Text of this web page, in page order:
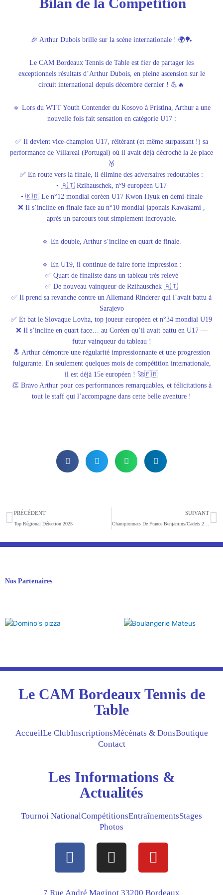
🎉 Arthur Dubois brille sur la scène internationale ! 🌍🏓
Le CAM Bordeaux Tennis de Table est fier de partager les
exceptionnels résultats d’Arthur Dubois, en pleine ascension sur le
circuit international depuis décembre dernier ! 💪🔥
🔹 Lors du WTT Youth Contender du Kosovo à Pristina, Arthur a une
nouvelle fois fait sensation en catégorie U17 :
✅ Il devient vice-champion U17, réitérant (et même surpassant !) sa
performance de Villareal (Portugal) où il avait déjà décroché la 2e place
🥈
✅ En route vers la finale, il élimine des adversaires redoutables :
• 🇦🇹 Rzihauschek, n°9 européen U17
• 🇰🇷 Le n°12 mondial coréen U17 Kwon Hyuk en demi-finale
❌ Il s’incline en finale face au n°10 mondial japonais Kawakami ,
après un parcours tout simplement incroyable.
🔹 En double, Arthur s’incline en quart de finale.
🔹 En U19, il continue de faire forte impression :
✅ Quart de finaliste dans un tableau très relevé
✅ De nouveau vainqueur de Rzihauschek 🇦🇹
✅ Il prend sa revanche contre un Allemand Rinderer qui l’avait battu à
Sarajevo
✅ Et bat le Slovaque Lovha, top joueur européen et n°34 mondial U19
❌ Il s’incline en quart face… au Coréen qu’il avait battu en U17 —
futur vainqueur du tableau !
🔝 Arthur démontre une régularité impressionnante et une progression
fulgurante. En seulement quelques mois de compétition internationale,
il est déjà 15e européen ! 🚀🇫🇷
👏 Bravo Arthur pour ces performances remarquables, et félicitations à
tout le staff qui l’accompagne dans cette belle aventure !
Précédent
PRÉCÉDENT
Top Régional Détection 2025
SUIVANT
Championnats De France Benjamins/Cadets 2025
Nos Partenaires
Le CAM Bordeaux Tennis de
Table
AccueilLe ClubInscriptionsMécénats & DonsBoutique
Contact
Les Informations &
Actualités
Tournoi NationalCompétitionsEntraînementsStages
Photos
F
a
I
n
Y
o
7 Rue André Maginot 33200 Bordeaux